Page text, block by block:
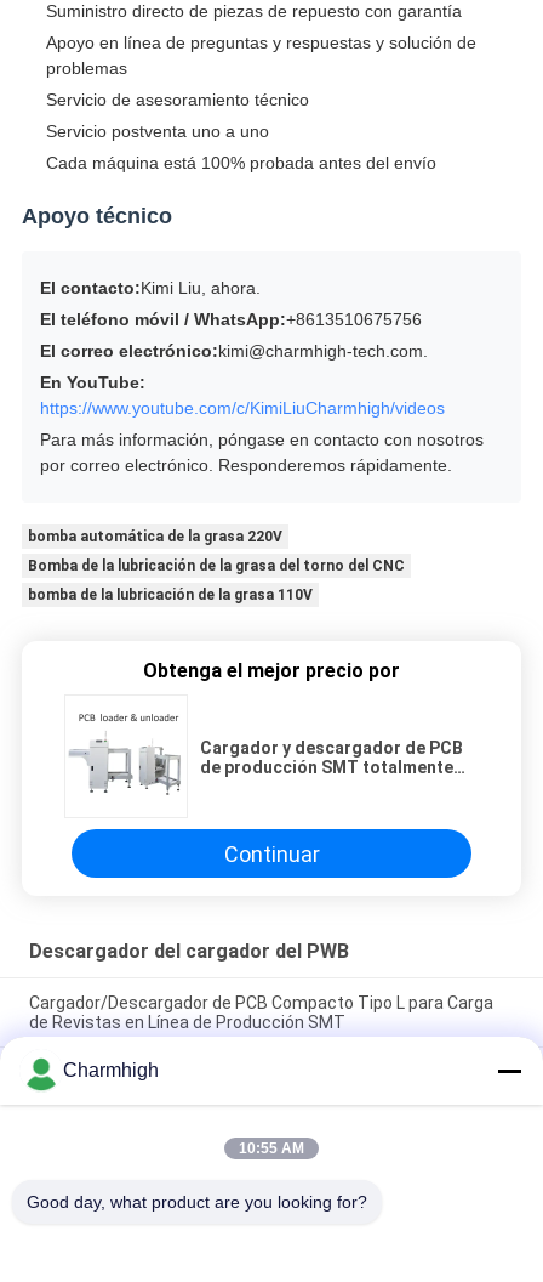
Suministro directo de piezas de repuesto con garantía
Apoyo en línea de preguntas y respuestas y solución de
problemas
Servicio de asesoramiento técnico
Servicio postventa uno a uno
Cada máquina está 100% probada antes del envío
Apoyo técnico
El contacto:Kimi Liu, ahora.
El teléfono móvil / WhatsApp:+8613510675756
El correo electrónico:kimi@charmhigh-tech.com.
En YouTube:
https://www.youtube.com/c/KimiLiuCharmhigh/videos
Para más información, póngase en contacto con nosotros
por correo electrónico. Responderemos rápidamente.
bomba automática de la grasa 220V
Bomba de la lubricación de la grasa del torno del CNC
bomba de la lubricación de la grasa 110V
Obtenga el mejor precio por
Cargador y descargador de PCB
de producción SMT totalmente
interfaz SMEMA
Continuar
Descargador del cargador del PWB
Cargador/Descargador de PCB Compacto Tipo L para Carga
de Revistas en Línea de Producción SMT
Cargador y descargador de PCB de producción SMT
totalmente automático con sistema de control PLC y
compatibilidad con interfaz SMEMA
Productos electrónicos Descargador automático de PCB K2-
Charmhigh
10:55 AM
Good day, what product are you looking for?